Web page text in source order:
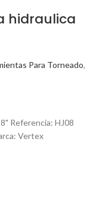
hidraulica
Para Torneado,
Referencia: HJ08
Vertex